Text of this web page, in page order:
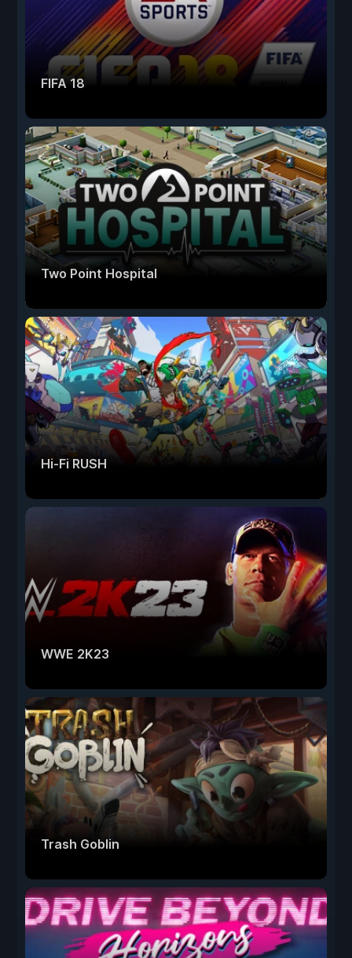
FIFA 18
Two Point Hospital
Hi-Fi RUSH
WWE 2K23
Trash Goblin